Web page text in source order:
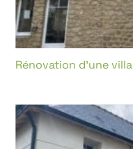
Rénovation d’une villa